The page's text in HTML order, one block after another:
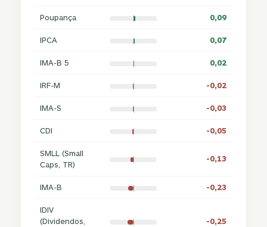
Poupança 0,09
IPCA 0,07
IMA-B 5 0,02
IRF-M -0,02
IMA-S -0,03
CDI -0,05
SMLL (Small
Caps, TR)
-0,13
IMA-B -0,23
IDIV
(Dividendos,
-0,25